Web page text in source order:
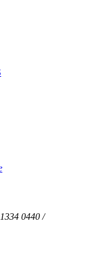
0440 /